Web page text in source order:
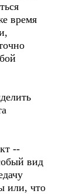
время
--
вид
или, что